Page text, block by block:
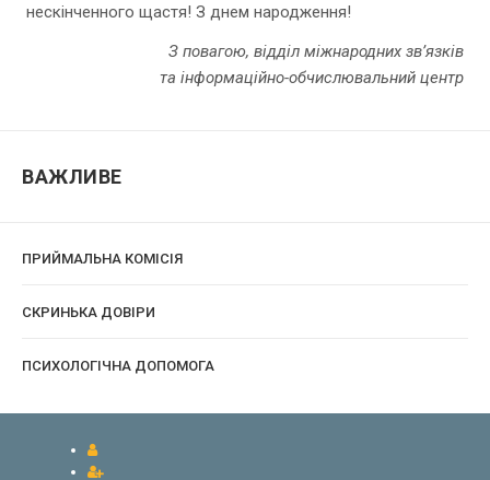
нескінченного щастя! З днем народження!
З повагою, відділ міжнародних зв’язків
та інформаційно-обчислювальний центр
ВАЖЛИВЕ
ПРИЙМАЛЬНА КОМІСІЯ
CКРИНЬКА ДОВІРИ
ПСИХОЛОГІЧНА ДОПОМОГА